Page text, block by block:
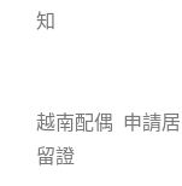
知
越南配偶 申請居
留證